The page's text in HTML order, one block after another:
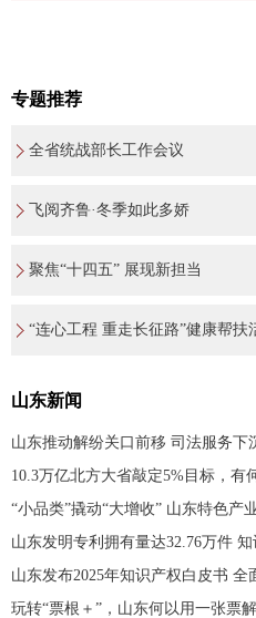
专题推荐
全省统战部长工作会议
飞阅齐鲁·冬季如此多娇
聚焦“十四五” 展现新担当
“连心工程 重走长征路”健康帮扶
山东新闻
山东推动解纷关口前移 司法服务下
10.3万亿北方大省敲定5%目标，有
“小品类”撬动“大增收” 山东特色产
山东发明专利拥有量达32.76万件
山东发布2025年知识产权白皮书
玩转“票根＋”，山东何以用一张票